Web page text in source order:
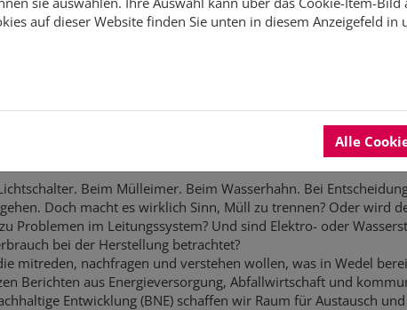
Nachhaltig. Gestalten.
Austausch
Beim Mülleimer. Beim Wasserhahn. Bei
Doch macht es wirklich Sinn, Müll zu trennen? Oder wird
Problemen im Leitungssystem? Und sind Elektro- oder
bei der Herstellung betrachtet?
mitreden, nachfragen und verstehen wollen, was in Wedel
Berichten aus Energieversorgung, Abfallwirtschaft und
Entwicklung (BNE) schaffen wir Raum für Austausch
auf dieser Website finden Sie unten in diesem Anzeigefeld in
Alle